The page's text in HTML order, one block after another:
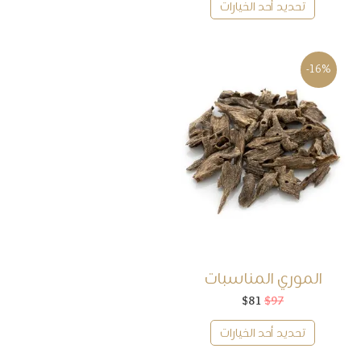
$65.
$49.
تحديد أحد الخيارات
الموري المناسبات
$97 السعر
هو:
$97.
$81
هو:
$81.
-16%
تحديد أحد الخيارات